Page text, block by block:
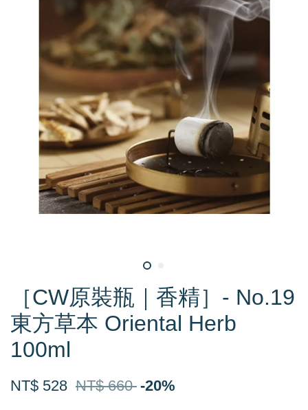
［CW原裝瓶｜香精］- No.19
東方草本 Oriental Herb
100ml
NT$ 528 NT$ 660 -20%